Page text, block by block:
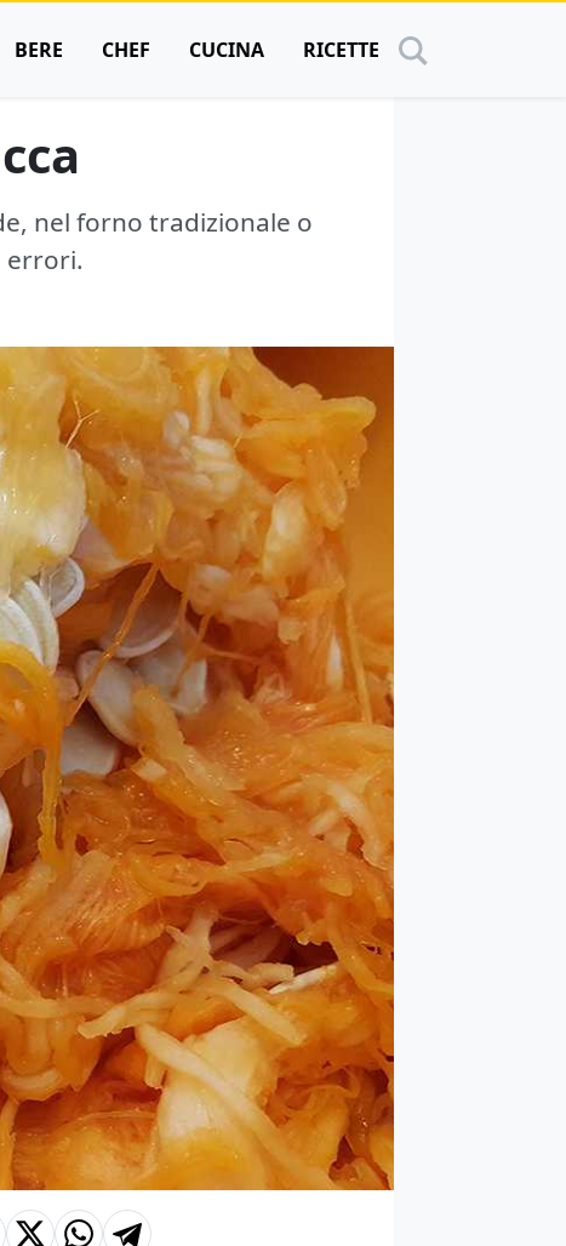
BERE CHEF CUCINA RICETTE
nel forno tradizionale o
errori.